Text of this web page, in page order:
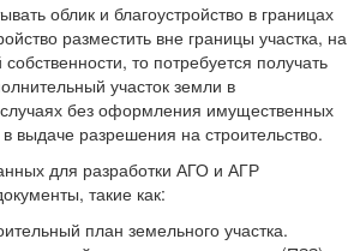
облик и благоустройство в границах
разместить вне границы участка, на
то потребуется получать
участок земли в
без оформления имущественных
выдаче разрешения на строительство.
для разработки АГО и АГР
такие как:
план земельного участка.